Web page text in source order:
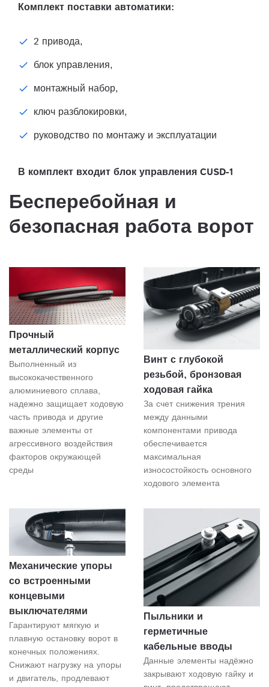
Комплект поставки автоматики:
2 привода,
блок управления,
монтажный набор,
ключ разблокировки,
руководство по монтажу и эксплуатации
В комплект входит блок управления CUSD-1
Бесперебойная и
безопасная работа ворот
Прочный
металлический корпус
Выполненный из
высококачественного
алюминиевого сплава,
надежно защищает ходовую
часть привода и другие
важные элементы от
агрессивного воздействия
факторов окружающей
среды
Винт с глубокой
резьбой, бронзовая
ходовая гайка
За счет снижения трения
между данными
компонентами привода
обеспечивается
максимальная
износостойкость основного
ходового элемента
Механические упоры
со встроенными
концевыми
выключателями
Гарантируют мягкую и
плавную остановку ворот в
конечных положениях.
Снижают нагрузку на упоры
и двигатель, продлевают
Пыльники и
герметичные
кабельные вводы
Данные элементы надёжно
закрывают ходовую гайку и